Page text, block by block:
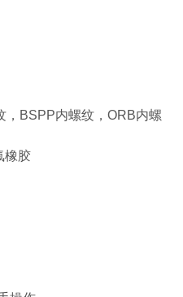
，BSPP内螺纹，ORB内螺
橡胶